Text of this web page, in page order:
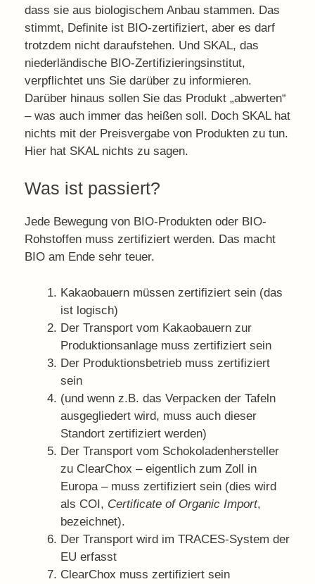
dass sie aus biologischem Anbau stammen. Das
stimmt, Definite ist BIO-zertifiziert, aber es darf
trotzdem nicht daraufstehen. Und SKAL, das
niederländische BIO-Zertifizieringsinstitut,
verpflichtet uns Sie darüber zu informieren.
Darüber hinaus sollen Sie das Produkt „abwerten“
– was auch immer das heißen soll. Doch SKAL hat
nichts mit der Preisvergabe von Produkten zu tun.
Hier hat SKAL nichts zu sagen.
Was ist passiert?
Jede Bewegung von BIO-Produkten oder BIO-
Rohstoffen muss zertifiziert werden. Das macht
BIO am Ende sehr teuer.
Kakaobauern müssen zertifiziert sein (das
ist logisch)
Der Transport vom Kakaobauern zur
Produktionsanlage muss zertifiziert sein
Der Produktionsbetrieb muss zertifiziert
sein
(und wenn z.B. das Verpacken der Tafeln
ausgegliedert wird, muss auch dieser
Standort zertifiziert werden)
Der Transport vom Schokoladenhersteller
zu ClearChox – eigentlich zum Zoll in
Europa – muss zertifiziert sein (dies wird
als COI, Certificate of Organic Import,
bezeichnet).
Der Transport wird im TRACES-System der
EU erfasst
ClearChox muss zertifiziert sein